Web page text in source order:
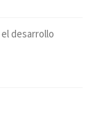
desarrollo